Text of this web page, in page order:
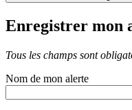
Enregistrer mon
Tous les champs sont
Nom de mon alerte